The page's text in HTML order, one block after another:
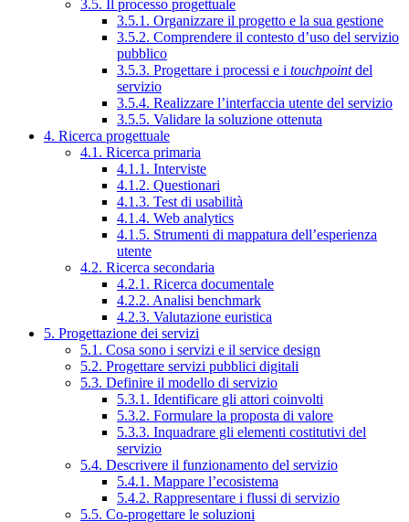
3.5. Il processo progettuale
3.5.1. Organizzare il progetto e la sua gestione
3.5.2. Comprendere il contesto d’uso del servizio
pubblico
3.5.3. Progettare i processi e i touchpointdel
servizio
3.5.4. Realizzare l’interfaccia utente del servizio
3.5.5. Validare la soluzione ottenuta
4. Ricerca progettuale
4.1. Ricerca primaria
4.1.1. Interviste
4.1.2. Questionari
4.1.3. Test di usabilità
4.1.4. Web analytics
4.1.5. Strumenti di mappatura dell’esperienza
utente
4.2. Ricerca secondaria
4.2.1. Ricerca documentale
4.2.2. Analisi benchmark
4.2.3. Valutazione euristica
5. Progettazione dei servizi
5.1. Cosa sono i servizi e il service design
5.2. Progettare servizi pubblici digitali
5.3. Definire il modello di servizio
5.3.1. Identificare gli attori coinvolti
5.3.2. Formulare la proposta di valore
5.3.3. Inquadrare gli elementi costitutivi del
servizio
5.4. Descrivere il funzionamento del servizio
5.4.1. Mappare l’ecosistema
5.4.2. Rappresentare i flussi di servizio
5.5. Co-progettare le soluzioni